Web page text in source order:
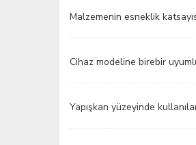
Malzemenin esneklik
Cihaz modeline birebir
Yapışkan yüzeyinde